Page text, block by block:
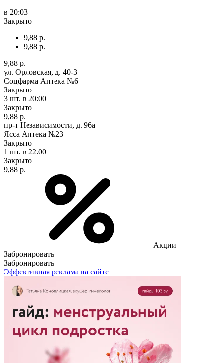
в 20:03
Закрыто
9,88 р.
9,88 р.
9,88 р.
ул. Орловская, д. 40-3
Соцфарма Аптека №6
Закрыто
3 шт. в 20:00
Закрыто
9,88 р.
пр-т Независимости, д. 96а
Ясса Аптека №23
Закрыто
1 шт. в 22:00
Закрыто
9,88 р.
Акции
Забронировать
Забронировать
Эффективная реклама на сайте